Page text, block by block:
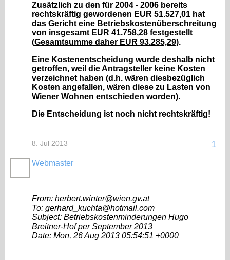
Zusätzlich zu den für 2004 - 2006 bereits
rechtskräftig gewordenen EUR 51.527,01 hat
das Gericht eine Betriebskostenüberschreitung
von insgesamt EUR 41.758,28 festgestellt
(Gesamtsumme daher EUR 93.285,29).
Eine Kostenentscheidung wurde deshalb nicht
getroffen, weil die Antragsteller keine Kosten
verzeichnet haben (d.h. wären diesbezüglich
Kosten angefallen, wären diese zu Lasten von
Wiener Wohnen entschieden worden).
Die Entscheidung ist noch nicht rechtskräftig!
1
8. Jul 2013
Webmaster
From: herbert.winter@wien.gv.at
To: gerhard_kuchta@hotmail.com
Subject: Betriebskostenminderungen Hugo
Breitner-Hof per September 2013
Date: Mon, 26 Aug 2013 05:54:51 +0000